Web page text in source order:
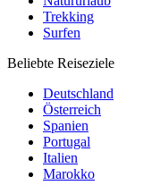
Trekking
Surfen
Beliebte Reiseziele
Deutschland
Österreich
Spanien
Portugal
Italien
Marokko